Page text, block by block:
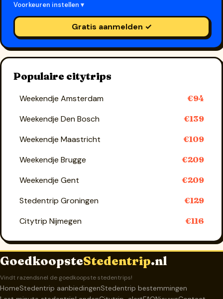
Voorkeuren instellen ▾
Gratis aanmelden ✓
Populaire citytrips
Weekendje Amsterdam €94
Weekendje Den Bosch €139
Weekendje Maastricht €109
Weekendje Brugge €209
Weekendje Gent €209
Stedentrip Groningen €129
Citytrip Nijmegen €116
GoedkoopsteStedentrip.nl
Vindt razendsnel de goedkoopste stedentrips!
HomeStedentrip aanbiedingenStedentrip bestemmingen